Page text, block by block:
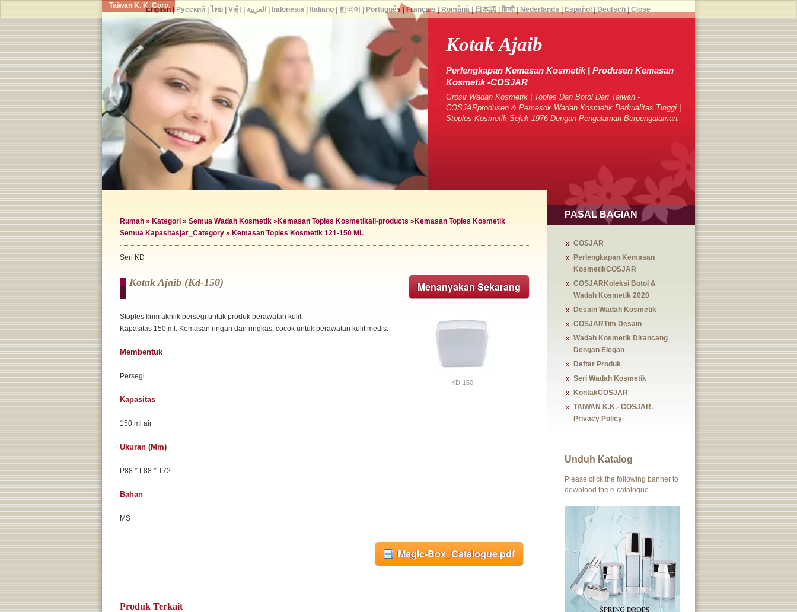
Taiwan K. K. Corp.
Kotak Ajaib
Perlengkapan Kemasan Kosmetik | Produsen Kemasan
Kosmetik -COSJAR
Grosir Wadah Kosmetik | Toples Dan Botol Dari Taiwan -
COSJARprodusen & Pemasok Wadah Kosmetik Berkualitas Tinggi |
Stoples Kosmetik Sejak 1976 Dengan Pengalaman Berpengalaman.
Rumah » Kategori » Semua Wadah Kosmetik » Kemasan Toples Kosmetikall-products » Kemasan Toples Kosmetik
Semua Kapasitasjar_Category » Kemasan Toples Kosmetik 121-150 ML
Seri KD
Menanyakan Sekarang
Kotak Ajaib (kd-150)
KD-150
Stoples krim akrilik persegi untuk produk perawatan kulit.
Kapasitas 150 ml. Kemasan ringan dan ringkas, cocok untuk perawatan kulit medis.
Membentuk
Persegi
Kapasitas
150 ml air
Ukuran (mm)
P88 * L88 * T72
Bahan
MS
Magic-Box_Catalogue.pdf
Produk Terkait
PASAL BAGIAN
COSJAR
Perlengkapan Kemasan
KosmetikCOSJAR
COSJARKoleksi Botol &
Wadah Kosmetik 2020
Desain Wadah Kosmetik
COSJARTim Desain
Wadah Kosmetik Dirancang
Dengan Elegan
Daftar Produk
Seri Wadah Kosmetik
KontakCOSJAR
TAIWAN K.K.- COSJAR.
Privacy Policy
Unduh Katalog
Please click the following banner to
download the e-catalogue.
English| Русский| ไทย| Việt| العربية Indonesia| Italiano| 한국어 Português Français Română| 日本語| हिन्दी| Nederlands Español Deutsch| Close